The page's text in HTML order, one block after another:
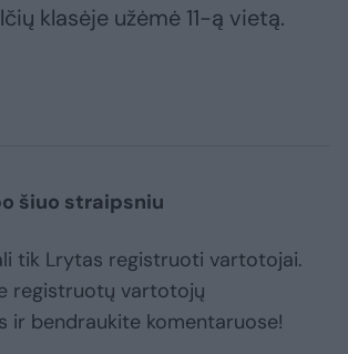
klasėje užėmė 11-ą vietą.
šiuo straipsniu
tik Lrytas registruoti vartotojai.
registruotų vartotojų
ir bendraukite komentaruose!